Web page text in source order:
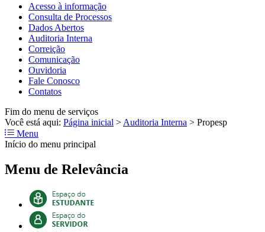
Acesso à informação
Consulta de Processos
Dados Abertos
Auditoria Interna
Correição
Comunicação
Ouvidoria
Fale Conosco
Contatos
Fim do menu de serviços
Você está aqui: Página inicial > Auditoria Interna > Propesp
Menu
Início do menu principal
Menu de Relevância